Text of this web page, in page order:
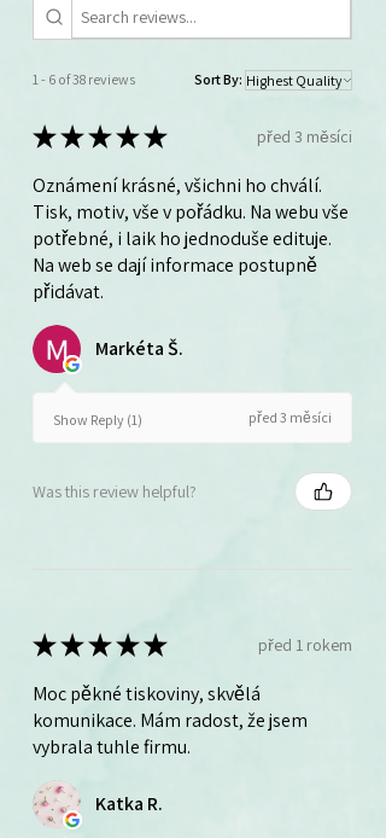
1 - 6 of 38 reviews Sort By:
★★★★★ před 3 měsíci
Oznámení krásné, všichni ho chválí.
Tisk, motiv, vše v pořádku. Na webu vše
potřebné, i laik ho jednoduše edituje.
Na web se dají informace postupně
přidávat.
Markéta Š.
Show Reply (1) před 3 měsíci
Was this review helpful?
★★★★★ před 1 rokem
Moc pěkné tiskoviny, skvělá
komunikace. Mám radost, že jsem
vybrala tuhle firmu.
Katka R.